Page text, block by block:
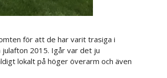
för att de har varit trasiga i
2015. Igår var det ju
lokalt på höger överarm och även